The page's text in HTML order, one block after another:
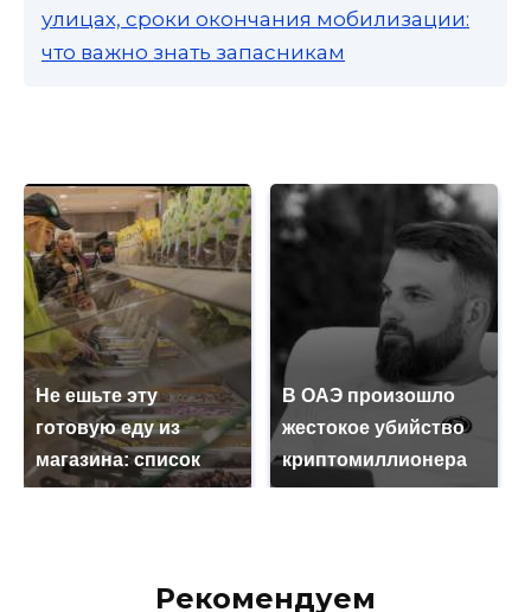
улицах, сроки окончания мобилизации:
что важно знать запасникам
Не ешьте эту
готовую еду из
магазина: список
В ОАЭ произошло
жестокое убийство
криптомиллионера
Рекомендуем